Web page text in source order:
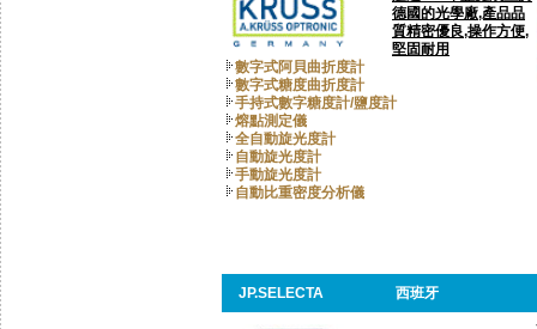
德國的光學廠,產品品
質精密優良,操作方便,
堅固耐用
數字式阿貝曲折度計
數字式糖度曲折度計
手持式數字糖度計/鹽度計
熔點測定儀
全自動旋光度計
自動旋光度計
手動旋光度計
自動比重密度分析儀
JP.SELECTA 西班牙